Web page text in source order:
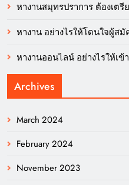
หางานสมุทรปราการ ต้องเต
หางาน อย่างไรให้โดนใจผู้สมั
หางานออนไลน์ อย่างไรให้เ
Archives
March 2024
February 2024
November 2023